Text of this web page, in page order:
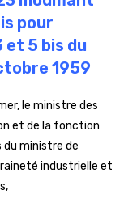
pour
et 5 bis du
1959
le ministre des
et de la fonction
du ministre de
industrielle et